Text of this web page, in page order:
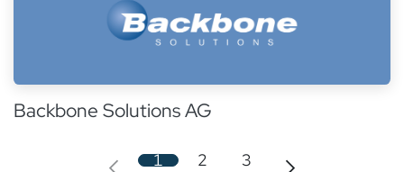
Backbone Solutions AG
1 2 3